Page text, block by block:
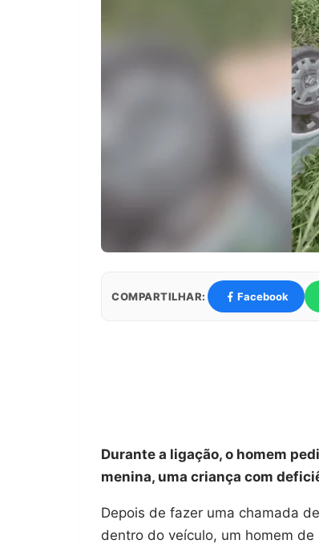
COMPARTILHAR: Facebook
Durante a ligação, o homem
menina, uma criança com
Depois de fazer uma chamada
dentro do veículo, um homem